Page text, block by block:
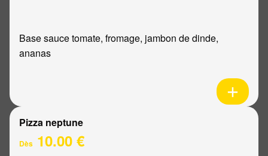
Base sauce tomate, fromage, jambon de dinde,
ananas
Pizza neptune
Dès 10.00 €